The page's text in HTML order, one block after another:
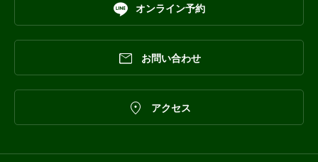
 オンライン予約
 お問い合わせ
 アクセス